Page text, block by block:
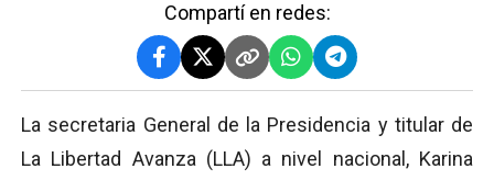
Compartí en redes:
La secretaria General de la Presidencia y titular de
La Libertad Avanza (LLA) a nivel nacional, Karina